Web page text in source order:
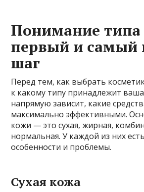
Понимание
первый и
шаг
Перед тем, как выбрать
к какому типу принадлежит
напрямую зависит, какие
максимально эффективными.
кожи — это сухая, жирная,
нормальная. У каждой из них
особенности и проблемы.
Сухая кожа